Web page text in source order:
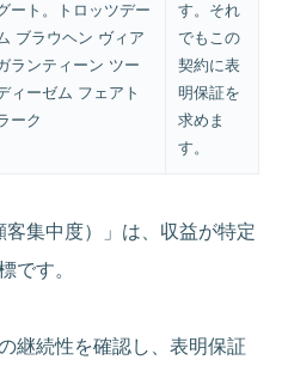
ート。トロッツデー
ブラウヘン ヴィア
ランティーン ツー
ィーゼム フェアト
ーク
す。それ
でもこの
契約に表
明保証を
求めま
す。
客集中度）」は、収益が特定
です。
継続性を確認し、表明保証